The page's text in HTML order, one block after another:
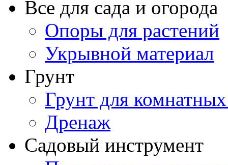
Все для сада и огорода
Опоры для растений
Укрывной материал
Грунт
Грунт для
Дренаж
Садовый инструмент